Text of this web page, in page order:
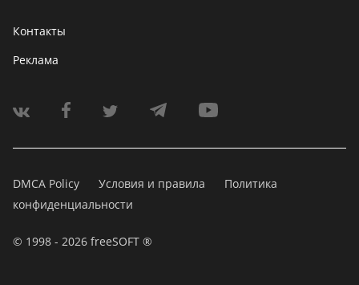
Контакты
Реклама
DMCA Policy Условия и правила
Политика
конфиденциальности
© 1998 - 2026 freeSOFT ®